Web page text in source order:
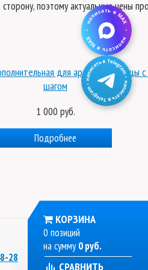
поэтому актуальные цены
для арочной теплицы
шагом
1 000 руб.
Подробнее
28
КОРЗИНА
0 позиций
на сумму0 руб.
СРАВНИТЬ